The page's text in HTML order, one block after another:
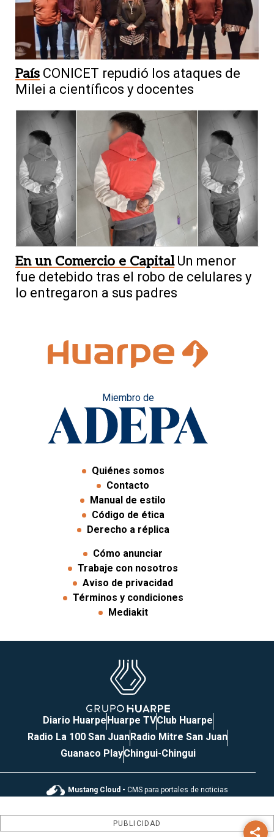
País CONICET repudió los ataques de
Milei a científicos y docentes
En un Comercio e Capital Un menor
fue detebido tras el robo de celulares y
lo entregaron a sus padres
Miembro de
Quiénes somos
Contacto
Manual de estilo
Código de ética
Derecho a réplica
Cómo anunciar
Trabaje con nosotros
Aviso de privacidad
Términos y condiciones
Mediakit
Diario HuarpeHuarpe TVClub Huarpe
Radio La 100 San JuanRadio Mitre San Juan
Guanaco PlayChingui-Chingui
Mustang Cloud - CMS para portales de noticias
PUBLICIDAD